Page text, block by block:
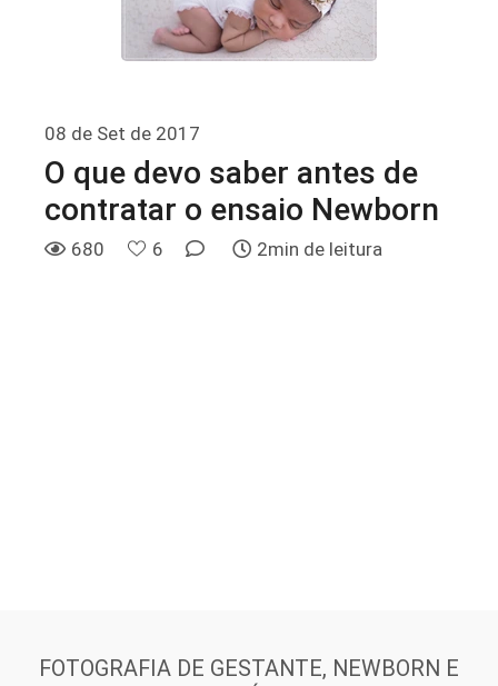
08 de Set de 2017
O que devo saber antes de
contratar o ensaio Newborn
680 6 2min de leitura
FOTOGRAFIA DE GESTANTE, NEWBORN E